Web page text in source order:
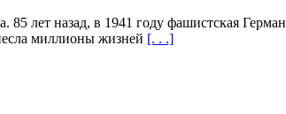
лет назад, в 1941 году фашистская
миллионы жизней [. . .]